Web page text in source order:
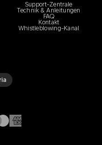
Support-Zentrale
Technik & Anleitungen
FAQ
Kontakt
Whistleblowing-Kanal